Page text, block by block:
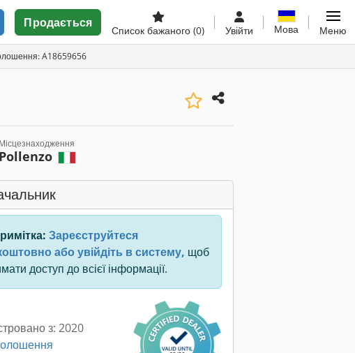
Продається
Список бажаного (0) Увійти Мова Меню
A18659656
Місцезнаходження
Pollenzo
Зареєструйтеся
або увійдіть в систему, щоб
доступ до всієї інформації.
з: 2020